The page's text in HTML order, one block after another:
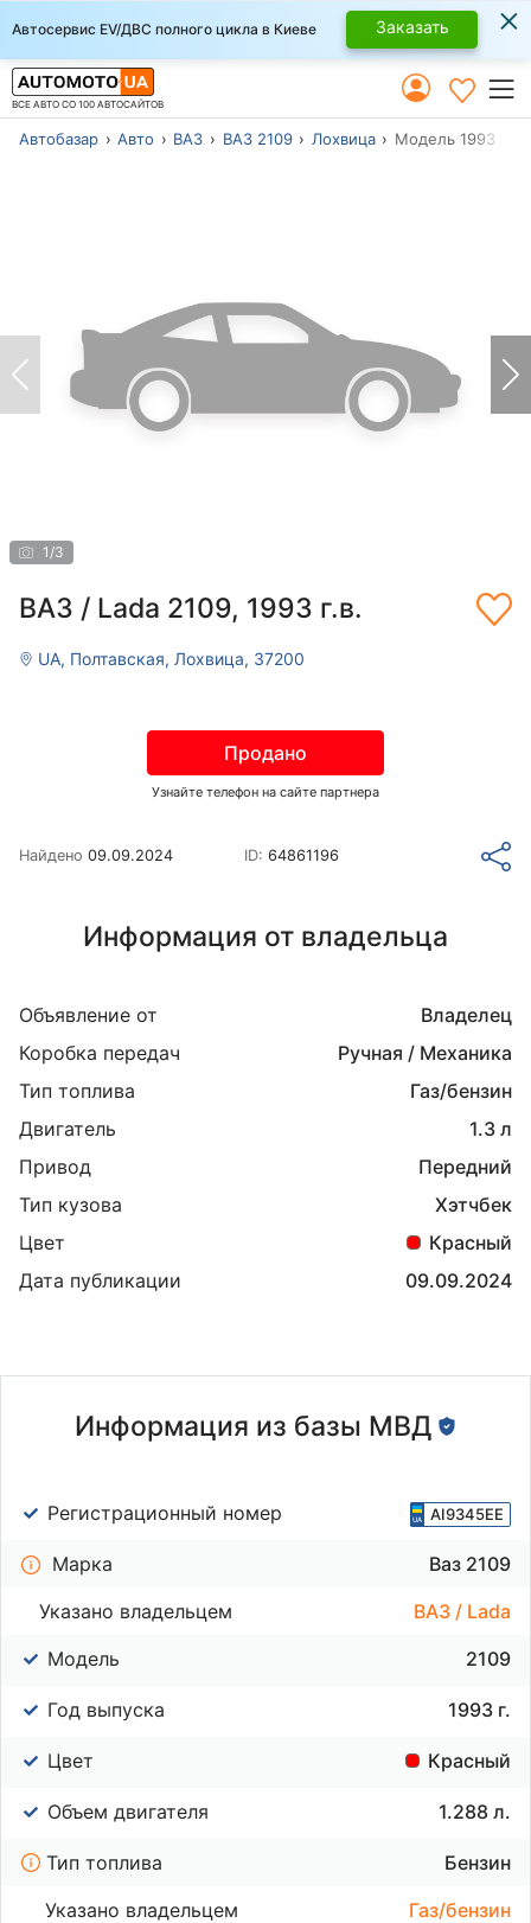
Автосервис EV/ДВС полного цикла в Киеве Заказать ×
ВСЕ АВТО СО 100 АВТОСАЙТОВ
Автобазар Авто ВАЗ ВАЗ 2109 Лохвица Модель 1993 г.в.
1 /3
ВАЗ / Lada 2109, 1993 г.в.
UA, Полтавская, Лохвица, 37200
Продано
Узнайте телефон на сайте партнера
Найдено 09.09.2024 ID: 64861196
Информация от владельца
Объявление от
Владелец
Коробка передач
Ручная / Механика
Тип топлива
Газ/бензин
Двигатель
1.3 л
Привод
Передний
Тип кузова
Хэтчбек
Цвет
Красный
Дата публикации
09.09.2024
Информация из базы МВД
Регистрационный номер AI9345EE
Марка
Ваз 2109
Указано владельцем
ВАЗ / Lada
Модель
2109
Год выпуска 1993 г.
Цвет Красный
Объем двигателя 1.288 л.
Тип топлива
Бензин
Указано владельцем
Газ/бензин